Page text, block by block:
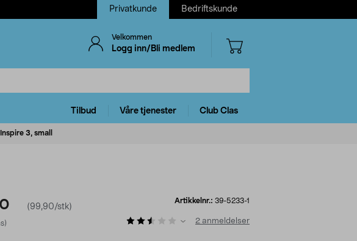
Privatkunde Bedriftskunde
Velkommen
Logg inn/Bli medlem
Tilbud Våre tjenester Club Clas
3, small
(99,90/stk)
Artikkelnr.: 39-5233-1
2 anmeldelser